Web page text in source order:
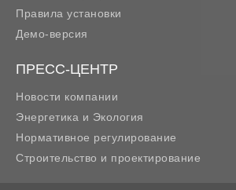
Правила установки
Демо-версия
ПРЕСС-ЦЕНТР
Новости компании
Энергетика и Экология
Нормативное регулирование
Строительство и проектирование